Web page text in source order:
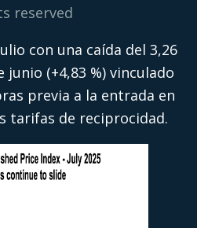
reserved
con una caída del 3,26
(+4,83 %) vinculado
previa a la entrada en
tarifas de reciprocidad.